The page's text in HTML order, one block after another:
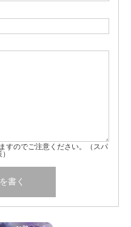
すのでご注意ください。（スパ